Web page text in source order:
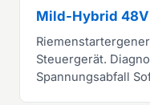
Mild-Hybrid
Steuergerät.
Spannungsabfall